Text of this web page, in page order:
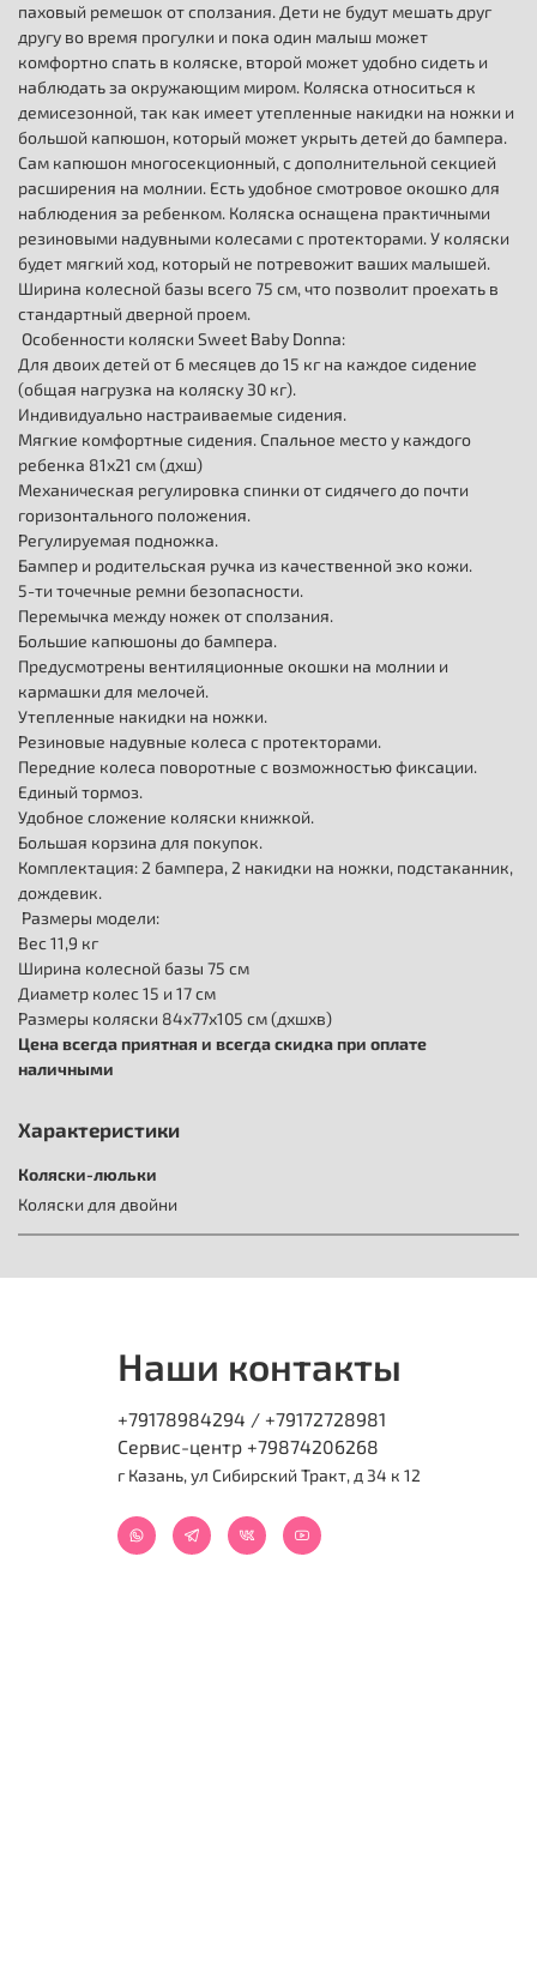
паховый ремешок от сползания. Дети не будут мешать друг
другу во время прогулки и пока один малыш может
комфортно спать в коляске, второй может удобно сидеть и
наблюдать за окружающим миром. Коляска относиться к
демисезонной, так как имеет утепленные накидки на ножки и
большой капюшон, который может укрыть детей до бампера.
Сам капюшон многосекционный, с дополнительной секцией
расширения на молнии. Есть удобное смотровое окошко для
наблюдения за ребенком. Коляска оснащена практичными
резиновыми надувными колесами с протекторами. У коляски
будет мягкий ход, который не потревожит ваших малышей.
Ширина колесной базы всего 75 см, что позволит проехать в
стандартный дверной проем.
Особенности коляски Sweet Baby Donna:
Для двоих детей от 6 месяцев до 15 кг на каждое сидение
(общая нагрузка на коляску 30 кг).
Индивидуально настраиваемые сидения.
Мягкие комфортные сидения. Спальное место у каждого
ребенка 81х21 см (дхш)
Механическая регулировка спинки от сидячего до почти
горизонтального положения.
Регулируемая подножка.
Бампер и родительская ручка из качественной эко кожи.
5-ти точечные ремни безопасности.
Перемычка между ножек от сползания.
Большие капюшоны до бампера.
Предусмотрены вентиляционные окошки на молнии и
кармашки для мелочей.
Утепленные накидки на ножки.
Резиновые надувные колеса с протекторами.
Передние колеса поворотные с возможностью фиксации.
Единый тормоз.
Удобное сложение коляски книжкой.
Большая корзина для покупок.
Комплектация: 2 бампера, 2 накидки на ножки, подстаканник,
дождевик.
Размеры модели:
Вес 11,9 кг
Ширина колесной базы 75 см
Диаметр колес 15 и 17 см
Размеры коляски 84х77х105 см (дхшхв)
Цена всегда приятная и всегда скидка при оплате
наличными
Характеристики
Коляски-люльки
Коляски для двойни
Наши контакты
+79178984294 / +79172728981
Сервис-центр +79874206268
г Казань, ул Сибирский Тракт, д 34 к 12